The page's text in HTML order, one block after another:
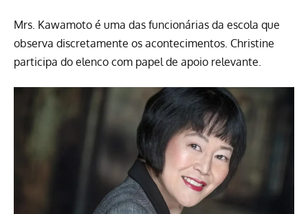
Mrs. Kawamoto é uma das funcionárias da escola que
observa discretamente os acontecimentos. Christine
participa do elenco com papel de apoio relevante.